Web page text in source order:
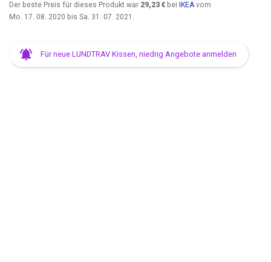
Der beste Preis für dieses Produkt war 29,23 € bei IKEA vom
Mo. 17. 08. 2020 bis Sa. 31. 07. 2021
Für neue LUNDTRAV Kissen, niedrig Angebote anmelden